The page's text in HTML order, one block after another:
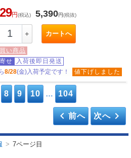
円(税込) 5,390円(税抜)
＋ カートへ
い商品
せ
入荷後即日発送
8/28(金)入荷予定です！ 値下げしました
8 9 10 … 104
keyboard_arrow_left前へ 次へkeyboard_arrow_right
> 7ページ目